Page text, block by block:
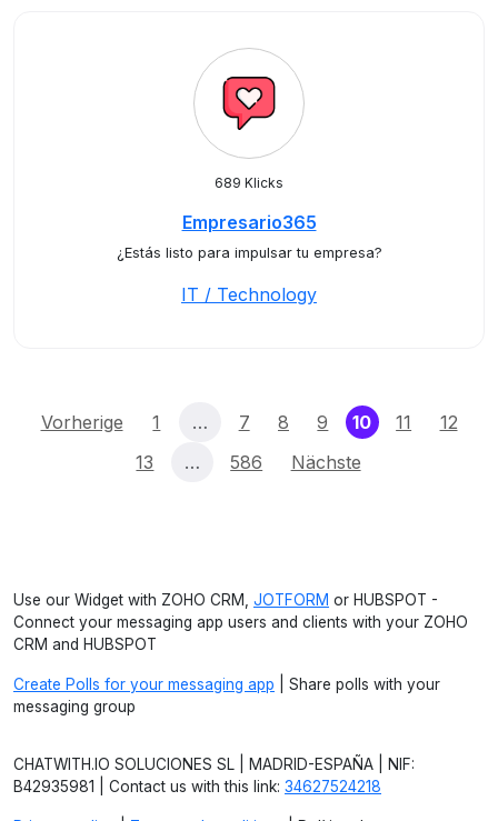
689 Klicks
Empresario365
¿Estás listo para impulsar tu empresa?
IT / Technology
Vorherige 1 … 7 8 9 10(current)
11
12
13
… 586 Nächste
Use our Widget with ZOHO CRM, JOTFORM or HUBSPOT -
Connect your messaging app users and clients with your ZOHO
CRM and HUBSPOT
Create Polls for your messaging app | Share polls with your
messaging group
CHATWITH.IO SOLUCIONES SL | MADRID-ESPAÑA | NIF:
B42935981 | Contact us with this link: 34627524218